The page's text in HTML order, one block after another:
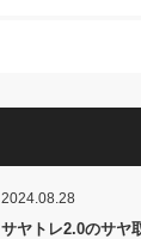
2024.08.28
サヤトレ2.0のサヤ